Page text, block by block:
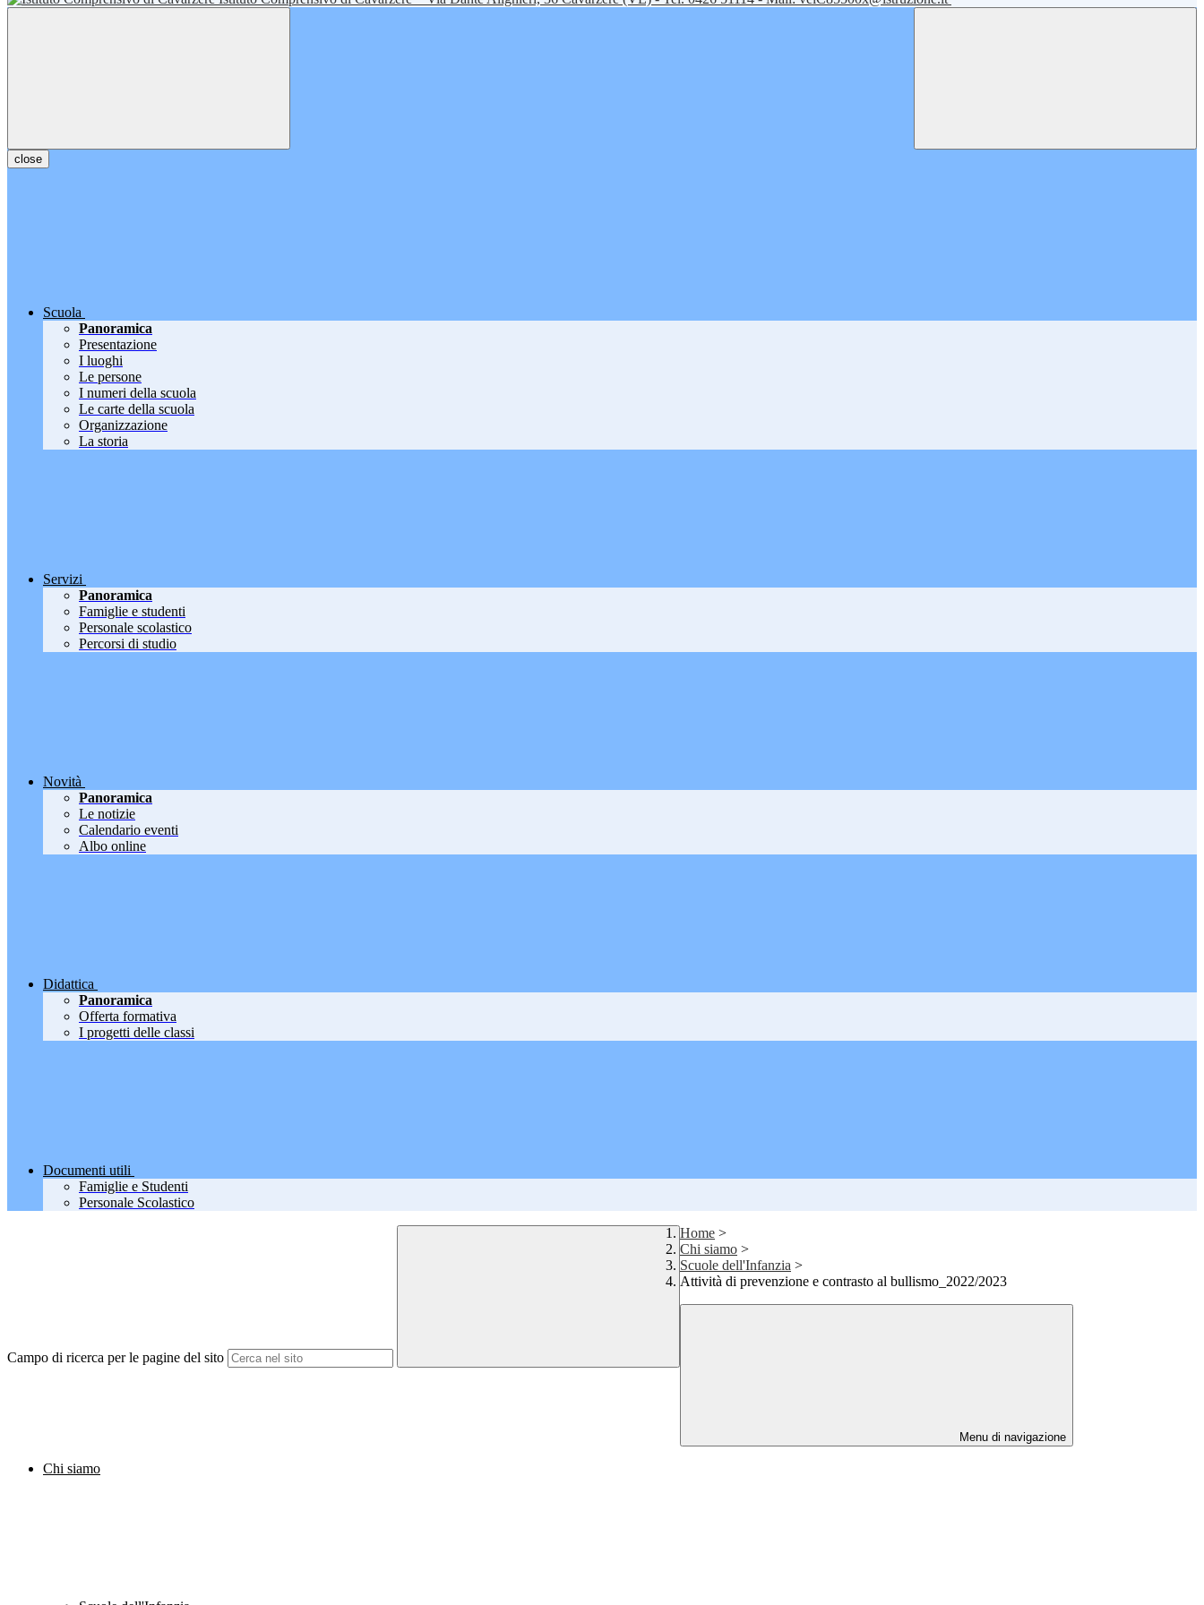
close
Scuola
Panoramica
Presentazione
I luoghi
Le persone
I numeri della scuola
Le carte della scuola
Organizzazione
La storia
Servizi
Panoramica
Famiglie e studenti
Personale scolastico
Percorsi di studio
Novità
Panoramica
Le notizie
Calendario eventi
Albo online
Didattica
Panoramica
Offerta formativa
I progetti delle classi
Documenti utili
Famiglie e Studenti
Personale Scolastico
Campo di ricerca per le pagine del sito
Home >
Chi siamo >
Scuole dell'Infanzia >
Attività di prevenzione e contrasto al bullismo_2022/2023
Menu di navigazione
Chi siamo